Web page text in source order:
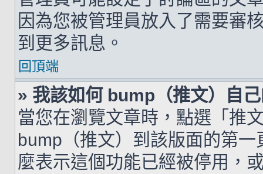
因為您被管理員放入了需要審
到更多訊息。
回頂端
» 我該如何 bump（推文）自
當您在瀏覽文章時，點選「推
bump（推文）到該版面的第
麼表示這個功能已經被停用，